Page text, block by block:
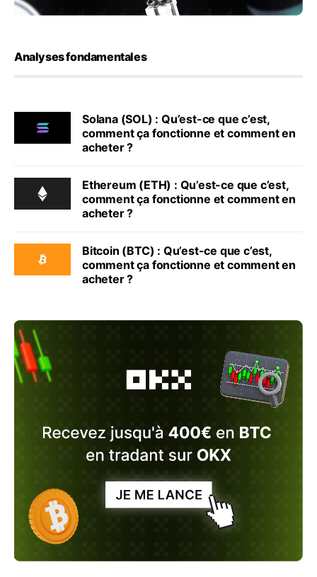
Analyses fondamentales
Solana (SOL) : Qu’est-ce que c’est,
comment ça fonctionne et comment en
acheter ?
Ethereum (ETH) : Qu’est-ce que c’est,
comment ça fonctionne et comment en
acheter ?
Bitcoin (BTC) : Qu’est-ce que c’est,
comment ça fonctionne et comment en
acheter ?